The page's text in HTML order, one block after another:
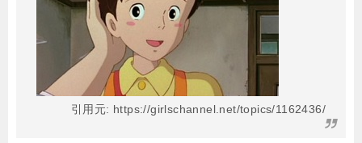
引用元: https://girlschannel.net/topics/1162436/